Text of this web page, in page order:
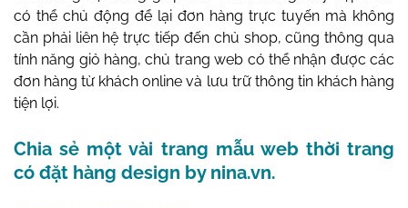
có thể chủ động để lại đơn hàng trực tuyến mà không
cần phải liên hệ trực tiếp đến chủ shop, cũng thông qua
tính năng giỏ hàng, chủ trang web có thể nhận được các
đơn hàng từ khách online và lưu trữ thông tin khách hàng
tiện lợi.
Chia sẻ một vài trang mẫu web thời trang
có đặt hàng design by nina.vn.